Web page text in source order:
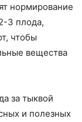
нормирование
3 плода,
чтобы
вещества
за тыквой
и полезных